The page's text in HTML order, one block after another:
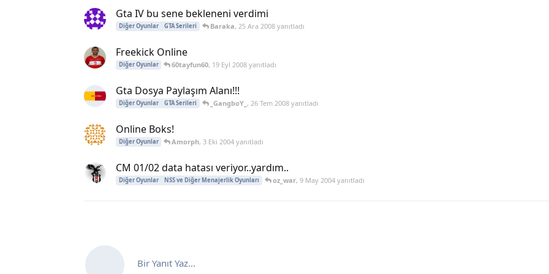
Gta IV bu sene bekleneni verdimi
Diğer Oyunlar GTA Serileri Baraka, 25 Ara 2008yanıtladı
Freekick Online
Diğer Oyunlar 60tayfun60, 19 Eyl 2008 yanıtladı
Gta Dosya Paylaşım Alanı!!!
Diğer Oyunlar GTA Serileri _GangboY_ , 26 Tem 2008yanıtladı
Online Boks!
Diğer Oyunlar Amorph,3 Eki 2004 yanıtladı
CM 01/02 data hatası veriyor..yardım..
Diğer Oyunlar NSS ve Diğer Menajerlik Oyunları oz_war, 9 May 2004yanıtladı
Bir Yanıt Yaz...